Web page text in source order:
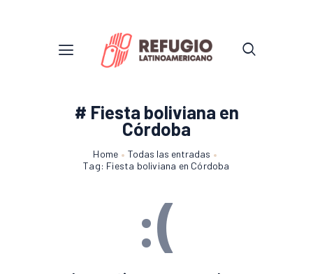
# Fiesta boliviana en
Córdoba
Home
Todas las entradas
Tag: Fiesta boliviana en Córdoba
:(